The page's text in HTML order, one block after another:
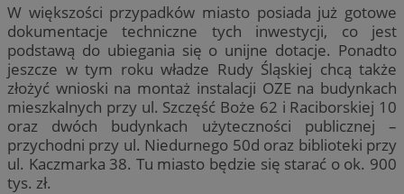
W większości przypadków miasto posiada już gotowe
dokumentacje techniczne tych inwestycji, co jest
podstawą do ubiegania się o unijne dotacje. Ponadto
jeszcze w tym roku władze Rudy Śląskiej chcą także
złożyć wnioski na montaż instalacji OZE na budynkach
mieszkalnych przy ul. Szczęść Boże 62 i Raciborskiej 10
oraz dwóch budynkach użyteczności publicznej –
przychodni przy ul. Niedurnego 50d oraz biblioteki przy
ul. Kaczmarka 38. Tu miasto będzie się starać o ok. 900
tys. zł.